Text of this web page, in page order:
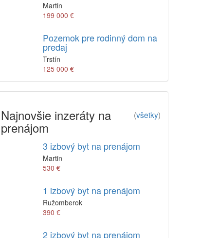
Martin
199 000 €
Pozemok pre rodinný dom na
predaj
Trstín
125 000 €
(všetky)
Najnovšie inzeráty na
prenájom
3 izbový byt na prenájom
Martin
530 €
1 izbový byt na prenájom
Ružomberok
390 €
2 izbový byt na prenájom